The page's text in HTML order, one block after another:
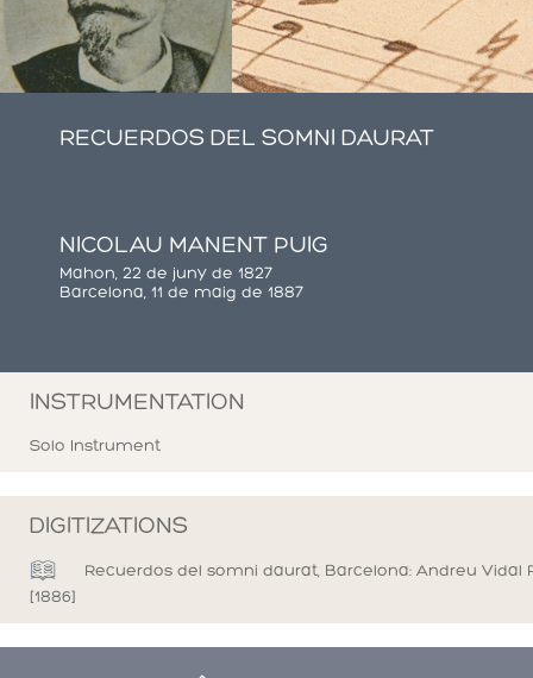
RECUERDOS DEL SOMNI DAURAT
NICOLAU MANENT PUIG
Mahon, 22 de juny de 1827
Barcelona, 11 de maig de 1887
INSTRUMENTATION
Solo Instrument
DIGITIZATIONS
Recuerdos del somni daurat, Barcelona: Andreu Vidal
[1886]